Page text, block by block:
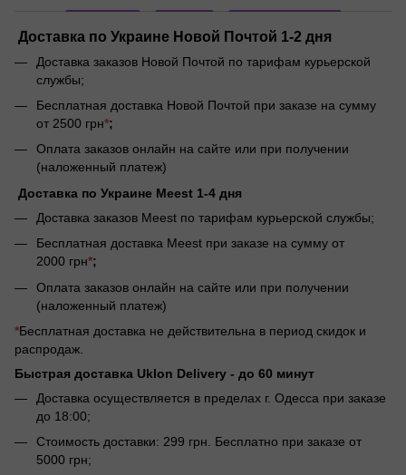
Доставка по Украине Новой Почтой 1-2 дня
Доставка заказов Новой Почтой по тарифам курьерской
службы;
Бесплатная доставка Новой Почтой при заказе на сумму
от 2500 грн*;
Оплата заказов онлайн на сайте или при получении
(наложенный платеж)
Доставка по Украине Meest 1-4 дня
Доставка заказов Meest по тарифам курьерской службы;
Бесплатная доставка Meest при заказе на сумму от
2000 грн*;
Оплата заказов онлайн на сайте или при получении
(наложенный платеж)
*Бесплатная доставка не действительна в период скидок и
распродаж.
Быстрая доставка Uklon Delivery - до 60 минут
Доставка осуществляется в пределах г. Одесса при заказе
до 18:00;
Стоимость доставки: 299 грн. Бесплатно при заказе от
5000 грн;